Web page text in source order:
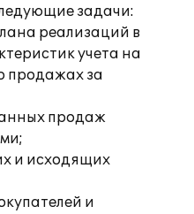
задачи:
реализаций в
учета на
продажах за
продаж
и исходящих
и